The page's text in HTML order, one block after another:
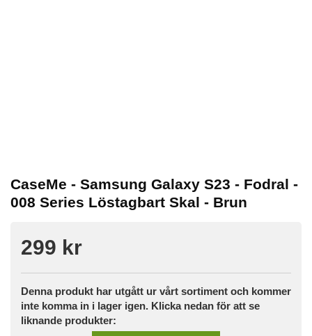
CaseMe - Samsung Galaxy S23 - Fodral -
008 Series Löstagbart Skal - Brun
299 kr
Denna produkt har utgått ur vårt sortiment och kommer
inte komma in i lager igen. Klicka nedan för att se
liknande produkter: